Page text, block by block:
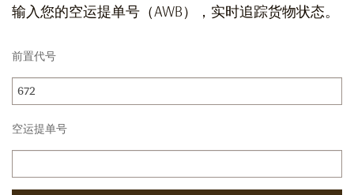
输入您的空运提单号（AWB），实时追踪货物状态。
前置代号
空运提单号